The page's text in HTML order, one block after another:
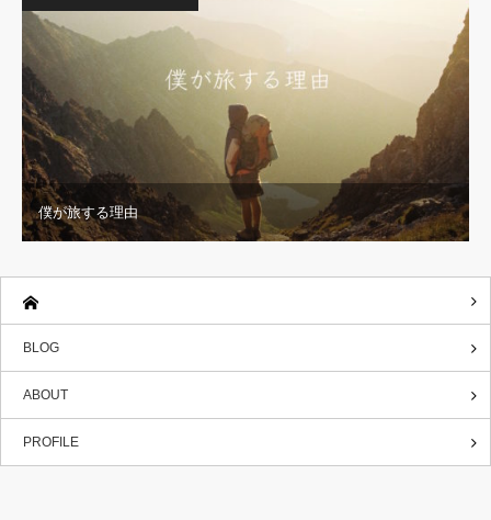
僕が旅する理由
BLOG
ABOUT
PROFILE